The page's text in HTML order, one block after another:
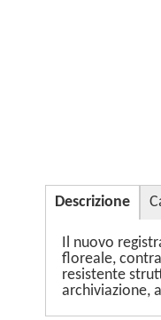
Descrizione
Il nuovo
floreale,
resistente
archiviazione,